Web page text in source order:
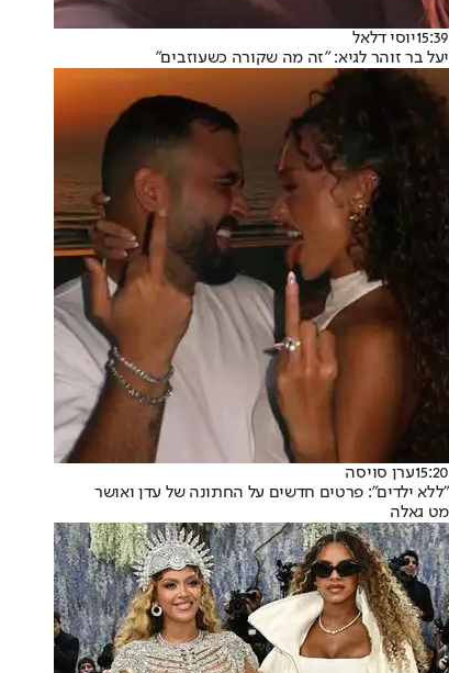
15:39יוסי דלאל
יעל בר זוהר לגיא: "זה מה שקורה כשעוזבים"
15:20ערן סויסה
"ללא ילדים": פרטים חדשים על החתונה של עדן ואושר
מט גאלה